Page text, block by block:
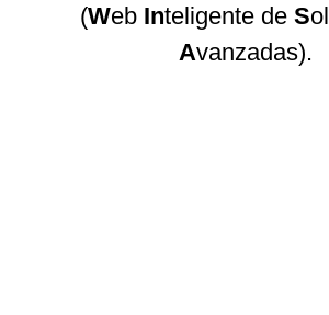
(Web Inteligente de S
Avanzadas).